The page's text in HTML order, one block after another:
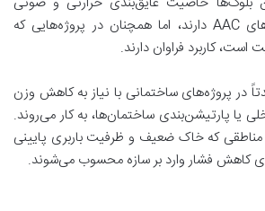
کمتری نسبت به بلوک‌های AAC دارند، اما همچنان در پروژه‌هایی که
کاربرد فراوان دارند.
در پروژه‌های ساختمانی با نیاز به کاهش وزن
یا پارتیشن‌بندی ساختمان‌ها، به کار می‌روند.
که خاک ضعیف و ظرفیت باربری پایینی
کاهش فشار وارد بر سازه محسوب می‌شوند.